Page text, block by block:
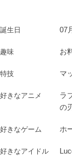
誕生日 07
趣味 お
特技 マ
好きなアニメ
ラ
の
好きなゲーム ホ
好きなアイドル